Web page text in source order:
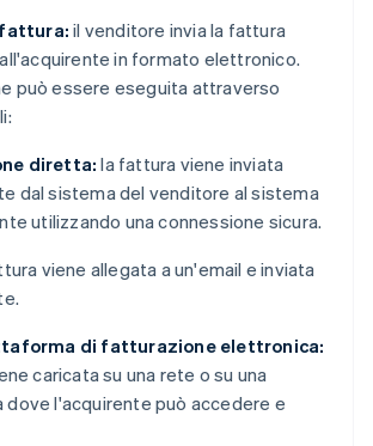
il venditore invia la fattura
in formato elettronico.
può essere eseguita attraverso
diretta: la fattura viene inviata
dal sistema del venditore al sistema
utilizzando una connessione sicura.
viene allegata a un'email e inviata
di fatturazione elettronica:
caricata su una rete o su una
l'acquirente può accedere e